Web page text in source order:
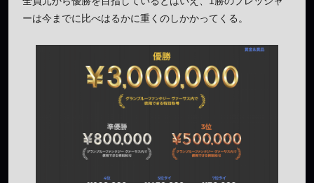
ーは今までに比べはるかに重くのしかかってくる。